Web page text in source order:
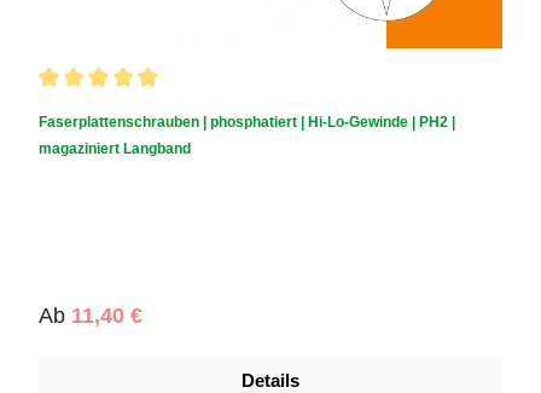
Faserplattenschrauben | phosphatiert | Hi-Lo-Gewinde | PH2 |
magaziniert Langband
Regulärer Preis:
Ab 11,40 €
Details